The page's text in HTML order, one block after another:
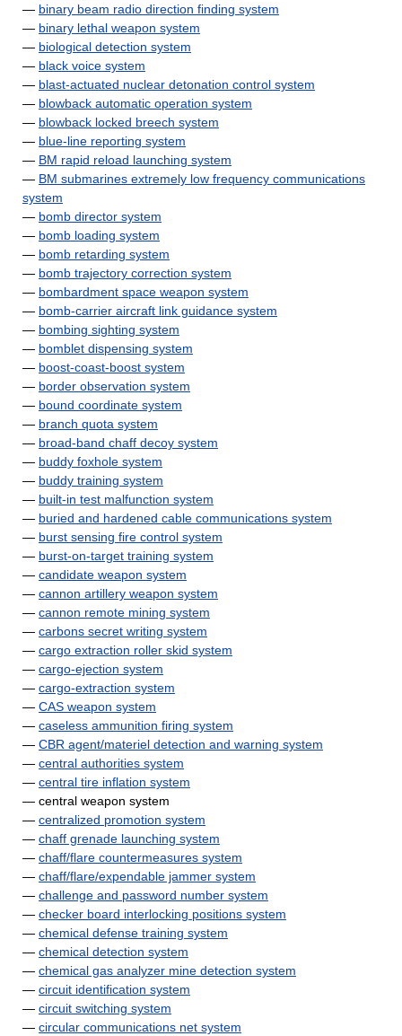
— binary beam radio direction finding system
— binary lethal weapon system
— biological detection system
— black voice system
— blast-actuated nuclear detonation control system
— blowback automatic operation system
— blowback locked breech system
— blue-line reporting system
— BM rapid reload launching system
— BM submarines extremely low frequency communications
system
— bomb director system
— bomb loading system
— bomb retarding system
— bomb trajectory correction system
— bombardment space weapon system
— bomb-carrier aircraft link guidance system
— bombing sighting system
— bomblet dispensing system
— boost-coast-boost system
— border observation system
— bound coordinate system
— branch quota system
— broad-band chaff decoy system
— buddy foxhole system
— buddy training system
— built-in test malfunction system
— buried and hardened cable communications system
— burst sensing fire control system
— burst-on-target training system
— candidate weapon system
— cannon artillery weapon system
— cannon remote mining system
— carbons secret writing system
— cargo extraction roller skid system
— cargo-ejection system
— cargo-extraction system
— CAS weapon system
— caseless ammunition firing system
— CBR agent/materiel detection and warning system
— central authorities system
— central tire inflation system
— central weapon system
— centralized promotion system
— chaff grenade launching system
— chaff/flare countermeasures system
— chaff/flare/expendable jammer system
— challenge and password number system
— checker board interlocking positions system
— chemical defense training system
— chemical detection system
— chemical gas analyzer mine detection system
— circuit identification system
— circuit switching system
— circular communications net system